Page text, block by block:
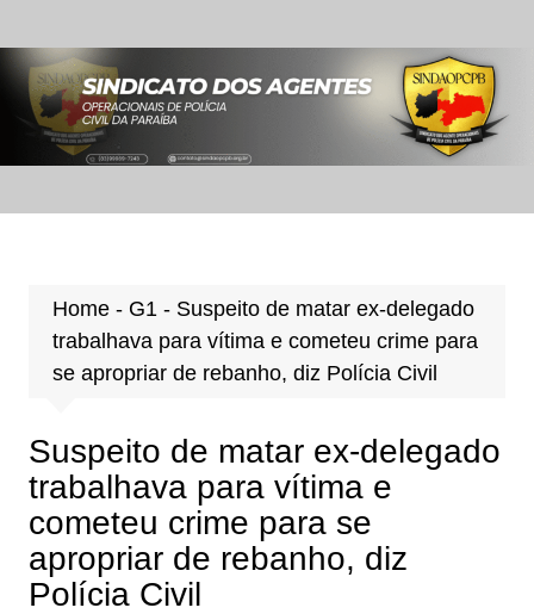
para
conteúdo
Home- G1 - Suspeito de matar ex-delegado
trabalhava para vítima e cometeu crime para
se apropriar de rebanho, diz Polícia Civil
Suspeito de matar ex-delegado
trabalhava para vítima e
cometeu crime para se
apropriar de rebanho, diz
Polícia Civil